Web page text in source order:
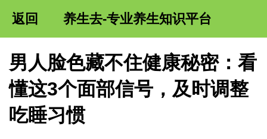
返回 养生去-专业养生知识平台
男人脸色藏不住健康秘密：看
懂这3个面部信号，及时调整
吃睡习惯